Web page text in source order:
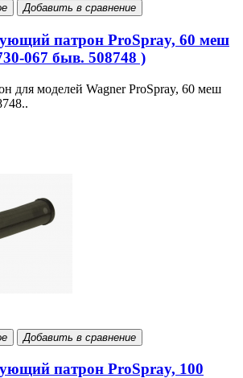
Добавить в сравнение
патрон ProSpray, 60 меш
067 быв. 508748 )
для моделей Wagner ProSpray, 60 меш
Добавить в сравнение
патрон ProSpray, 100